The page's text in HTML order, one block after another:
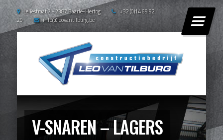
Leliestraat 7 - 2387 Baarle-Hertog
+32 (0)14 69 92
29
info@leovantilburg.be
V-SNAREN – LAGERS